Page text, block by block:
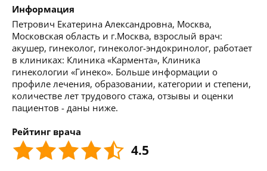
Информация
Петрович Екатерина Александровна, Москва,
Московская область и г.Москва, взрослый врач:
акушер, гинеколог, гинеколог-эндокринолог, работает
в клиниках: Клиника «Кармента», Клиника
гинекологии «Гинеко». Больше информации о
профиле лечения, образовании, категории и степени,
количестве лет трудового стажа, отзывы и оценки
пациентов - даны ниже.
Рейтинг врача
4.5